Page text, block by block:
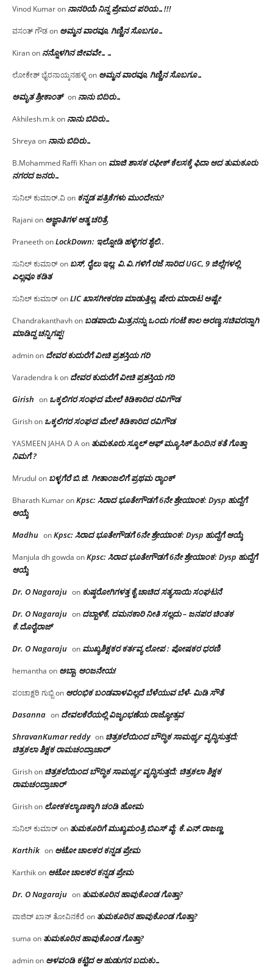
Vinod Kumaron ನಾನರಿಯೆ ನಿನ್ನ ಪ್ರೇಮದ ಪರಿಯ…!!!
ವಸಂತ್ ಗೌಡon ಅಮ್ಮನ ವಾರವೂ, ಗಿಣ್ಣಿನ ಸೊಬಗೂ…
Kiranon ನನ್ನೊಳಗಿನ ಜೀವವೇ……
ಲೋಕೇಶ್ ಭೈರನಾಯ್ಕನಹಳ್ಳಿon ಅಮ್ಮನ ವಾರವೂ, ಗಿಣ್ಣಿನ ಸೊಬಗೂ…
ಅಮೃತ ಶ್ರೀಕಾಂತ್ on ನಾನು ಬಿದಿರು…
Akhilesh.m.kon ನಾನು ಬಿದಿರು…
Shreya on ನಾನು ಬಿದಿರು…
B.Mohammed Raffi Khanon ಮಾಜಿ ಶಾಸಕ ರಫೀಕ್ ಕೆಲಸಕ್ಕೆ ಫಿದಾ ಆದ ತುಮಕೂರು
ನಗರದ ಜನರು…
ಸುನಿಲ್ ಕುಮಾರ್.ವಿon ಕನ್ನಡ ಪತ್ರಿಕೆಗಳು ಮುಂದೇನು?
Rajani on ಅಜ್ಞಾತಿಗಳ ಆತ್ಮ ಚರಿತ್ರೆ
PraneethonLockDown: ಇಲ್ನೋಡಿ ಹಳ್ಳಿಗರ ಶೈಲಿ..
ಸುನಿಲ್ ಕುಮಾರ್on ಬಸ್, ರೈಲು ಇಲ್ಲ; ವಿ.ವಿ.ಗಳಿಗೆ ರಜೆ ಸಾರಿದ UGC, 9 ಜಿಲ್ಲೆಗಳಲ್ಲಿ
ಎಲ್ಲವೂ ಕಡಿತ
ಸುನಿಲ್ ಕುಮಾರ್onLIC ಖಾಸಗೀಕರಣ ಮಾಡುತ್ತಿಲ್ಲ, ಷೇರು ಮಾರಾಟ ಅಷ್ಟೇ
Chandrakanthavhon ಬಡಪಾಯಿ ಮಿತ್ರನನ್ನು ಒಂದು ಗಂಟೆ ಕಾಲ ಅರಣ್ಯ ಸಚಿವರನ್ನಾಗಿ
ಮಾಡಿದ್ದ ಚನ್ನಿಗಪ್ಪ!
adminon ದೇವರ ಕುದುರೆಗೆ ವೀಚಿ ಪ್ರಶಸ್ತಿಯ ಗರಿ
Varadendra kon ದೇವರ ಕುದುರೆಗೆ ವೀಚಿ ಪ್ರಶಸ್ತಿಯ ಗರಿ
Girish on ಒಕ್ಕಲಿಗರ ಸಂಘದ ಮೇಲೆ ಕಿಡಿಕಾರಿದ ರವಿಗೌಡ
Girishon ಒಕ್ಕಲಿಗರ ಸಂಘದ ಮೇಲೆ ಕಿಡಿಕಾರಿದ ರವಿಗೌಡ
YASMEEN JAHA D Aon ತುಮಕೂರು ಸ್ಕೂಲ್ ಆಫ್ ಮ್ಯೂಸಿಕ್ ಹಿಂದಿನ ಕತೆ ಗೊತ್ತಾ
ನಿಮಗೆ ?
Mrudul on ಬಳ್ಳಗೆರೆ ಬಿ.ಜಿ. ಗೀತಾಂಜಲಿಗೆ ಪ್ರಥಮ ರ‌್ಯಾಂಕ್
Bharath KumaronKpsc: ಸಿರಾದ ಭೂತೇಗೌಡಗೆ 6ನೇ ಶ್ರೇಯಾಂಕ: Dysp ಹುದ್ದೆಗೆ
ಆಯ್ಕೆ
Madhu onKpsc: ಸಿರಾದ ಭೂತೇಗೌಡಗೆ 6ನೇ ಶ್ರೇಯಾಂಕ: Dysp ಹುದ್ದೆಗೆ ಆಯ್ಕೆ
Manjula dh gowda onKpsc: ಸಿರಾದ ಭೂತೇಗೌಡಗೆ 6ನೇ ಶ್ರೇಯಾಂಕ: Dysp ಹುದ್ದೆಗೆ
ಆಯ್ಕೆ
Dr. O Nagaraju on ಕುಷ್ಠರೋಗಿಗಳತ್ತ ಕೈ ಚಾಚಿದ ಸತ್ಯಸಾಯಿ ಸಂಘಟನೆ
Dr. O Nagaraju on ದಬ್ಬಾಳಿಕೆ, ದಮನಕಾರಿ ನೀತಿ ಸಲ್ಲದು – ಜನಪರ ಚಿಂತಕ
ಕೆ.ದೊರೈರಾಜ್
Dr. O Nagaraju on ಮುಖ್ಯಶಿಕ್ಷಕರ ಕರ್ತವ್ಯ ಲೋಪ : ಪೋಷಕರ ಧರಣಿ
hemantha on ಅಬ್ಬಾ, ಆಂಜನೇಯ!
ಪಂಚಾಕ್ಷರಿ ಗುಬ್ಬಿon ಆರಂಭಿಕ ಬಂಡವಾಳವಿಲ್ಲದೆ ಬೆಳೆಯುವ ಬೆಳೆ- ಮಿಡಿ ಸೌತೆ
Dasanna on ದೇವಲಕೆರೆಯಲ್ಲಿ ವಿಜೃಂಭಣೆಯ ರಾಜ್ಯೋತ್ಸವ
ShravanKumar reddy on ಚಿತ್ರಕಲೆಯಿಂದ ಬೌದ್ಧಿಕ ಸಾಮರ್ಥ್ಯ ವೃದ್ಧಿಸುತ್ತದೆ;
ಚಿತ್ರಕಲಾ ಶಿಕ್ಷಕ ರಾಮಚಂದ್ರಾಚಾರ್
Girishon ಚಿತ್ರಕಲೆಯಿಂದ ಬೌದ್ಧಿಕ ಸಾಮರ್ಥ್ಯ ವೃದ್ಧಿಸುತ್ತದೆ; ಚಿತ್ರಕಲಾ ಶಿಕ್ಷಕ
ರಾಮಚಂದ್ರಾಚಾರ್
Girishon ಲೋಕಕಲ್ಯಾಣಕ್ಕಾಗಿ ಚಂಡಿ ಹೋಮ
ಸುನಿಲ್ ಕುಮಾರ್on ತುಮಕೂರಿಗೆ ಮುಖ್ಯಮಂತ್ರಿ ಬಿಎಸ್ ವೈ: ಕೆ.ಎನ್.ರಾಜಣ್ಣ
Karthik on ಆಟೋ ಚಾಲಕರ ಕನ್ನಡ ಪ್ರೇಮ
Karthikon ಆಟೋ ಚಾಲಕರ ಕನ್ನಡ ಪ್ರೇಮ
Dr. O Nagaraju on ತುಮಕೂರಿನ ಹಾವುಕೊಂಡ ಗೊತ್ತಾ?
ವಾಜಿದ್ ಖಾನ್ ತೋವಿನಕೆರೆ on ತುಮಕೂರಿನ ಹಾವುಕೊಂಡ ಗೊತ್ತಾ?
suma on ತುಮಕೂರಿನ ಹಾವುಕೊಂಡ ಗೊತ್ತಾ?
adminon ಅಳವಂಡಿ ಕಟ್ಟಿದ ಆ ಹುಡುಗನ ಬದುಕು…